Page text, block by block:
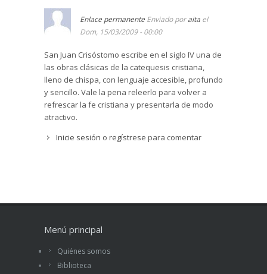
Enlace permanente Enviado poraita el
Dom, 15/03/2009 - 00:00
San Juan Crisóstomo escribe en el siglo IV una de
las obras clásicas de la catequesis cristiana,
lleno de chispa, con lenguaje accesible, profundo
y sencillo. Vale la pena releerlo para volver a
refrescar la fe cristiana y presentarla de modo
atractivo.
Inicie sesión o regístrese para comentar
Menú principal
Quiénes somos
Biblioteca